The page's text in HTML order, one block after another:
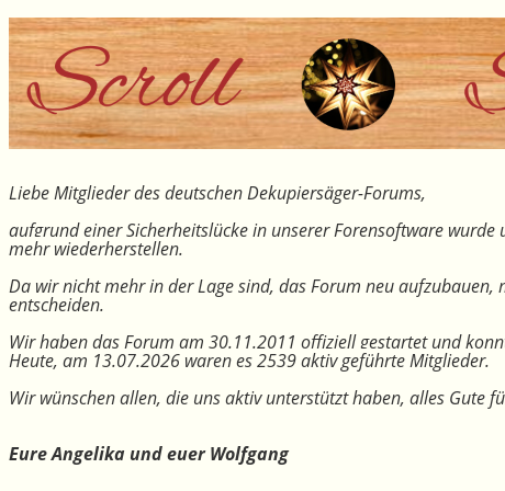
Liebe Mitglieder des deutschen Dekupiersäger-Forums,
aufgrund einer Sicherheitslücke in unserer Forensoftware
mehr wiederherstellen.
Da wir nicht mehr in der Lage sind, das Forum neu aufzubauen,
entscheiden.
Wir haben das Forum am 30.11.2011 offiziell gestartet und
Heute, am 13.07.2026 waren es 2539 aktiv geführte Mitglieder.
Wir wünschen allen, die uns aktiv unterstützt haben, alles Gute
Eure Angelika und euer Wolfgang